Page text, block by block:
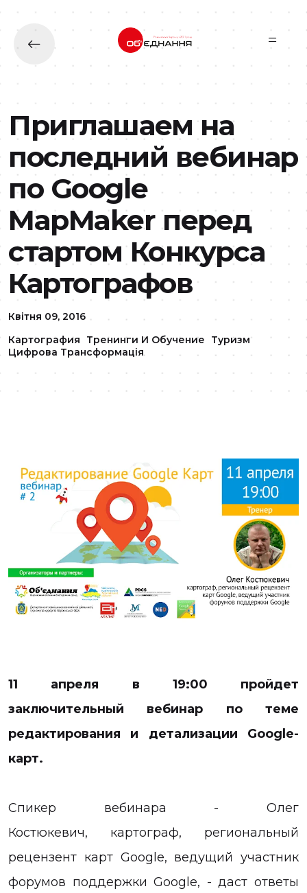
Перейти до основного вмісту
Приглашаем на
последний вебинар
по Google
MapMaker перед
стартом Конкурса
Картографов
Квітня 09, 2016
Картография
Тренинги И Обучение
Туризм
Цифрова Трансформація
11 апреля в 19:00 пройдет
заключительный вебинар по теме
редактирования и детализации Google-
карт.
Спикер вебинара - Олег
Костюкевич, картограф, региональный
рецензент карт Google, ведущий участник
форумов поддержки Google, - даст ответы